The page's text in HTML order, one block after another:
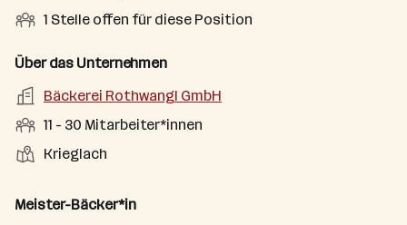
n
s
a
t
o
s
b
e
e
t
m
d
e
l
s
o
r
r
f
f
e
d
r
O
f
n
e
S
l
1 Stelle offen für diese Position
Über das Unternehmen
A
r
e
t
Bäckerei Rothwangl GmbH
M
i
t
r
11 - 30 Mitarbeiter*innen
S
a
Krieglach
Meister-Bäcker*in